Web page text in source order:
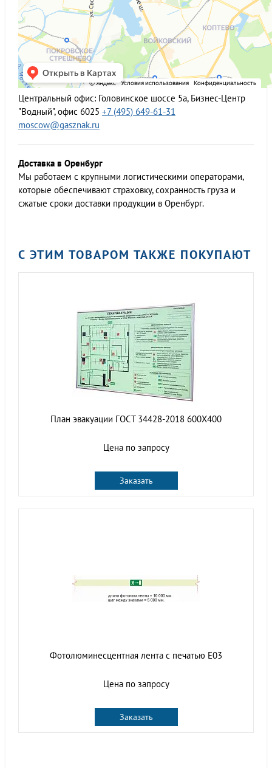
Центральный офис: Головинское шоссе 5а, Бизнес-Центр
"Водный", офис 6025 +7 (495) 649-61-31
moscow@gasznak.ru
Доставка в Оренбург
Мы работаем c крупными логистическими операторами,
которые обеспечивают страховку, сохранность груза и
сжатые сроки доставки продукции в Оренбург.
С ЭТИМ ТОВАРОМ ТАКЖЕ ПОКУПАЮТ
План эвакуации ГОСТ 34428-2018 600Х400
Цена по запросу
Заказать
Фотолюминесцентная лента с печатью E03
Цена по запросу
Заказать